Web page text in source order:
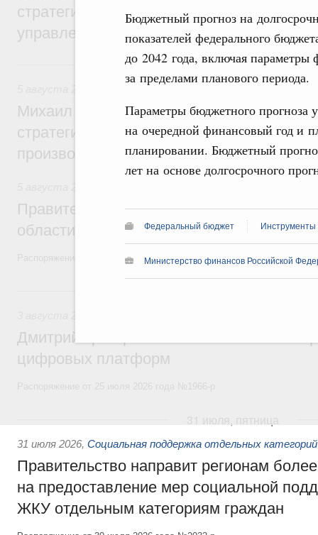
Бюджетный прогноз на
показателей федерального
до 2042 года, включая параметры
за пределами планового периода.
Параметры бюджетного
на очередной финансовый год и
планировании. Бюджетный
лет на основе долгосрочного
Федеральный бюджет
Министерство финансов Российской
стратегической сессии о
управления научно-технологическим
5 августа, среда
Вопросы производительности труда и
Михаил Мишустин дал поручения по
стратегической сессии, посвящённой
производительности труда
Правительство увеличило объём
области в рамках федерального
Распоряжение от 3 августа 2026 года №2067-р
Дмитрий Григоренко возглавил штаб по
цифровых платформ
31 июля 2026, Социальная поддержка отдельных
Правительство направит регионам
на предоставление мер социальной
ЖКУ отдельным категориям граждан